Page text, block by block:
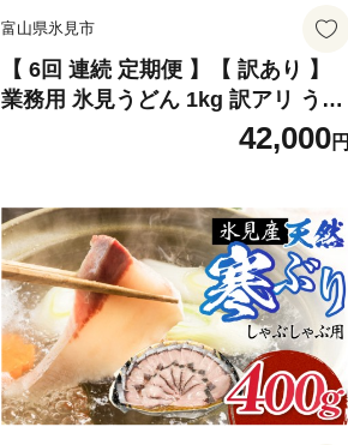
富山県氷見市
【 6回 連続 定期便 】【 訳あり 】
業務用 氷見うどん 1kg 訳アリ うど
ん 乾麺 業務用 鍋 〆 アレンジ 簡易
42,000円